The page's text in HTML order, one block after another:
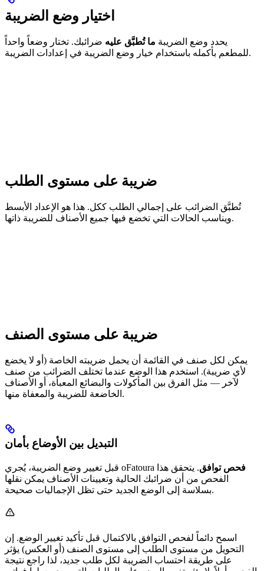
اختيار وضع الضريبة
يحدد وضع الضريبة ما تُطبَّق عليه ضرائبك. تختار وضعاً واحداً
للمطعم بأكمله باستخدام خيار وضع الضريبة في إعدادات الضريبة.
ضريبة على مستوى الطلب
تُطبَّق الضرائب على إجمالي الطلب ككل. هذا هو الإعداد الأبسط
ويناسب الحالات التي تخضع فيها جميع الأصناف للضريبة ذاتها.
ضريبة على مستوى الصنف
يمكن لكل صنف في القائمة أن يحمل ضريبته الخاصة (أو لا يخضع
لأي ضريبة). استخدم هذا الوضع عندما تختلف الضرائب من صنف
لآخر — مثل الفرق بين المأكولات والبضائع المعبأة، أو الأصناف
الخاضعة للضريبة والمعفاة منها.
التبديل بين الأوضاع بأمان
قبل تغيير وضع الضريبة، يُجري oFatoura فحص توافق. يتحقق هذا
الفحص من أن ضرائبك الحالية وتعيينات الأصناف يمكن نقلها
بسلاسة إلى الوضع الجديد حتى تظل الإجماليات صحيحة.
اسمح دائماً لفحص التوافق بالاكتمال قبل تأكيد تغيير الوضع. إن
التحويل من مستوى الطلب إلى مستوى الصنف (أو العكس) يؤثر
على طريقة احتساب الضريبة لكل طلب جديد، لذا راجع نتيجة